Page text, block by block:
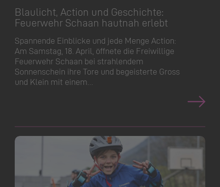
Blaulicht, Action und Geschichte:
Feuerwehr Schaan hautnah erlebt
Spannende Einblicke und jede Menge Action:
Am Samstag, 18. April, öffnete die Freiwillige
Feuerwehr Schaan bei strahlendem
Sonnenschein ihre Tore und begeisterte Gross
und Klein mit einem…